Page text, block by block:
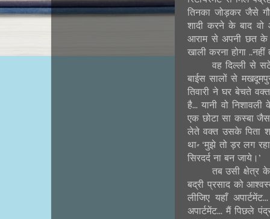
तिनका जोड़कर जैसे
शादी करने के बाद
आराम से अपनी छत के
खाली करना होगा
वह दिल्ली से
बाईस सालों से
तिवारी ने घर बेचते
है... यानी वो
एक छोटा सा कस्बा
लेते वक्त उसके पिता
था- ‘मुझे तो ड़र लग
सिरदर्द ना बन जाये।’
तब उसी क्षेत्र
बद्री प्रसाद को
लीजिए यहाँ
अपार्टमेंट... मैं पिछले